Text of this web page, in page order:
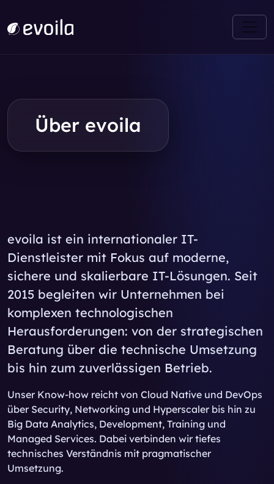
Über evoila
evoila ist ein internationaler IT-
Dienstleister mit Fokus auf moderne,
sichere und skalierbare IT-Lösungen. Seit
2015 begleiten wir Unternehmen bei
komplexen technologischen
Herausforderungen: von der strategischen
Beratung über die technische Umsetzung
bis hin zum zuverlässigen Betrieb.
Unser Know-how reicht von Cloud Native und DevOps
über Security, Networking und Hyperscaler bis hin zu
Big Data Analytics, Development, Training und
Managed Services. Dabei verbinden wir tiefes
technisches Verständnis mit pragmatischer
Umsetzung.